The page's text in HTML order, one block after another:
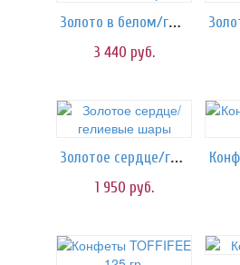
Золото в белом/гелиевые шары
3 440 руб.
Золотое сердце/гелиевые шары
1 950 руб.